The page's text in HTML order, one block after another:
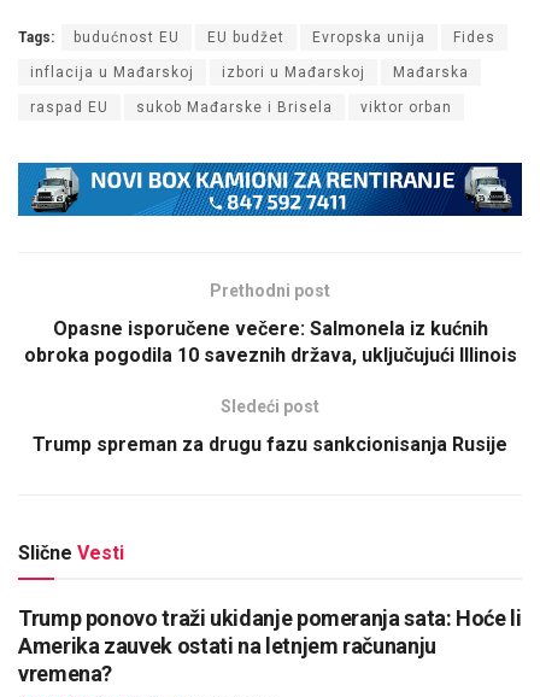
Tags: budućnost EU EU budžet Evropska unija Fides
inflacija u Mađarskoj izbori u Mađarskoj Mađarska
raspad EU sukob Mađarske i Brisela viktor orban
Prethodni post
Opasne isporučene večere: Salmonela iz kućnih
obroka pogodila 10 saveznih država, uključujući Illinois
Sledeći post
Trump spreman za drugu fazu sankcionisanja Rusije
Slične Vesti
Trump ponovo traži ukidanje pomeranja sata: Hoće li
Amerika zauvek ostati na letnjem računanju
vremena?